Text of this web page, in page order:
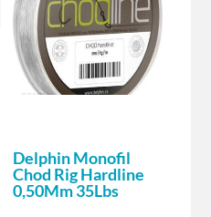
Delphin Monofil
Chod Rig Hardline
0,50Mm 35Lbs